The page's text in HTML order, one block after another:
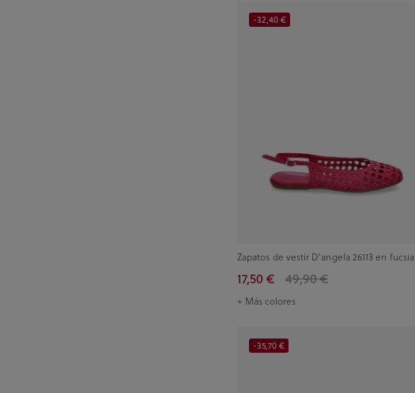
Zapatos de vestir D'angela 26113 en fucsia
17,50 € 49,90 €
+ Más colores
-32,40 €
-35,70 €